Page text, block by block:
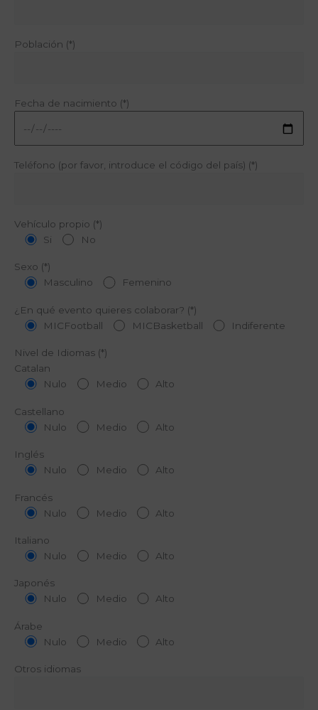
Población (*)
Fecha de nacimiento (*)
Teléfono (por favor, introduce el código del país) (*)
Vehículo propio (*)
Si
No
Sexo (*)
Masculino
Femenino
¿En qué evento quieres colaborar? (*)
MICFootball
MICBasketball Indiferente
Nivel de Idiomas (*)
Catalan
Nulo
Medio Alto
Castellano
Nulo
Medio Alto
Inglés
Nulo
Medio Alto
Francés
Nulo
Medio Alto
Italiano
Nulo
Medio Alto
Japonés
Nulo
Medio Alto
Árabe
Nulo
Medio Alto
Otros idiomas